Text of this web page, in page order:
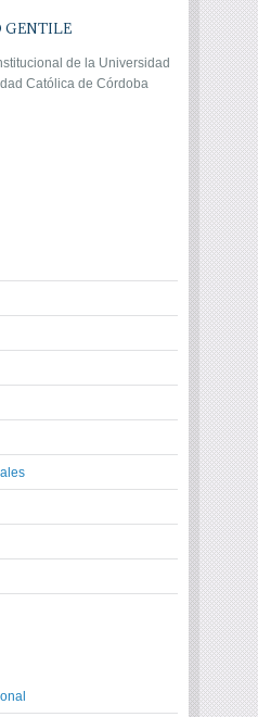
GENTILE
de la Universidad
Católica de Córdoba